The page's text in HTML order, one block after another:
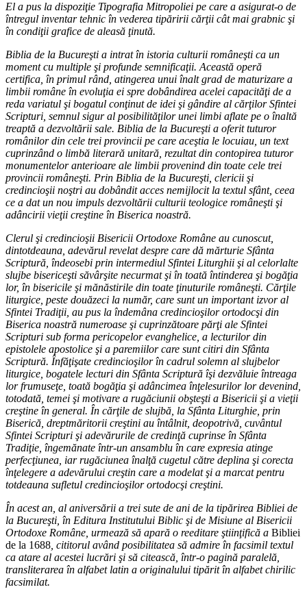
El a pus la dispoziţie Tipografia Mitropoliei pe care a asigurat-o de
întregul inventar tehnic în vederea tipăririi cărţii cât mai grabnic şi
în condiţii grafice de aleasă ţinută.
Biblia de la Bucureşti a intrat în istoria culturii româneşti ca un
moment cu multiple şi profunde semnificaţii. Această operă
certifica, în primul rând, atingerea unui înalt grad de maturizare a
limbii române în evoluţia ei spre dobândirea acelei capacităţi de a
reda variatul şi bogatul conţinut de idei şi gândire al cărţilor Sfintei
Scripturi, semnul sigur al posibilităţilor unei limbi aflate pe o înaltă
treaptă a dezvoltării sale. Biblia de la Bucureşti a oferit tuturor
românilor din cele trei provincii pe care aceştia le locuiau, un text
cuprinzând o limbă literară unitară, rezultat din contopirea tuturor
monumentelor anterioare ale limbii provenind din toate cele trei
provincii româneşti. Prin Biblia de la Bucureşti, clericii şi
credincioşii noştri au dobândit acces nemijlocit la textul sfânt, ceea
ce a dat un nou impuls dezvoltării culturii teologice româneşti şi
adâncirii vieţii creştine în Biserica noastră.
Clerul şi credincioşii Bisericii Ortodoxe Române au cunoscut,
dintotdeauna, adevărul revelat despre care dă mărturie Sfânta
Scriptură, îndeosebi prin intermediul Sfintei Liturghii şi al celorlalte
slujbe bisericeşti săvârşite necurmat şi în toată întinderea şi bogăţia
lor, în bisericile şi mănăstirile din toate ţinuturile româneşti. Cărţile
liturgice, peste douăzeci la număr, care sunt un important izvor al
Sfintei Tradiţii, au pus la îndemâna credincioşilor ortodocşi din
Biserica noastră numeroase şi cuprinzătoare părţi ale Sfintei
Scripturi sub forma pericopelor evanghelice, a lecturilor din
epistolele apostolice şi a paremiilor care sunt citiri din Sfânta
Scriptură. Înfăţişate credincioşilor în cadrul solemn al slujbelor
liturgice, bogatele lecturi din Sfânta Scriptură îşi dezvăluie întreaga
lor frumuseţe, toată bogăţia şi adâncimea înţelesurilor lor devenind,
totodată, temei şi motivare a rugăciunii obşteşti a Bisericii şi a vieţii
creştine în general. În cărţile de slujbă, la Sfânta Liturghie, prin
Biserică, dreptmăritorii creştini au întâlnit, deopotrivă, cuvântul
Sfintei Scripturi şi adevărurile de credinţă cuprinse în Sfânta
Tradiţie, îngemănate într-un ansamblu în care expresia atinge
perfecţiunea, iar rugăciunea înalţă cugetul către deplina şi corecta
înţelegere a adevărului creştin care a modelat şi a marcat pentru
totdeauna sufletul credincioşilor ortodocşi creştini.
În acest an, al aniversării a trei sute de ani de la tipărirea Bibliei de
la Bucureşti, în Editura Institutului Biblic şi de Misiune al Bisericii
Ortodoxe Române, urmează să apară o reeditare ştiinţifică a Bibliei
de la 1688 , cititorul având posibilitatea să admire în facsimil textul
ca atare al acestei lucrări şi să citească, într-o pagină paralelă,
transliterarea în alfabet latin a originalului tipărit în alfabet chirilic
facsimilat.